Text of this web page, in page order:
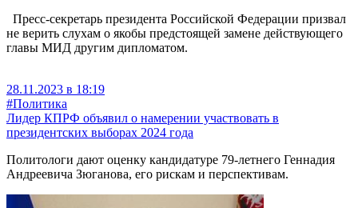
Пресс-секретарь президента Российской Федерации призвал
не верить слухам о якобы предстоящей замене действующего
главы МИД другим дипломатом.
28.11.2023 в 18:19
#Политика
Лидер КПРФ объявил о намерении участвовать в
президентских выборах 2024 года
Политологи дают оценку кандидатуре 79-летнего Геннадия
Андреевича Зюганова, его рискам и перспективам.